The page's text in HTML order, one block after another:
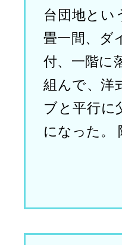
台団地とい
畳一間、ダ
付、一階に
組んで、洋
ブと平行に
になった。